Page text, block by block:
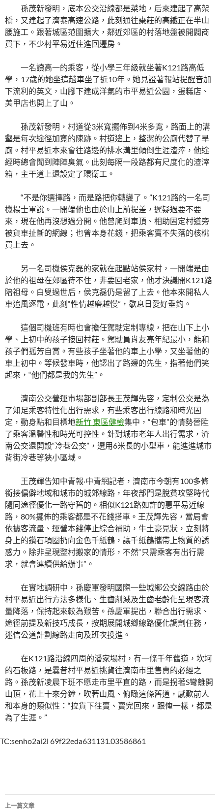
孫茂新發明，底本公交沿線都是菜地，后來建起了高架
橋，又建起了濟泰高速公路，此刻通往棗莊的高鐵正在半山
腰施工。跟著城區范圍擴大，鄰近郊區的村落地盤被開闢商
買下，不少村平易近住進回遷房。
一名讀高一的乘客，從小學三年級就坐著K121路高低
學，17歲的她坐這趟車坐了近10年。她見證著報站提醒音加
下流利的英文，山腳下建成洋氣的市平易近公園，蛋糕店、
美甲店也開上了山。
孫茂新發明，村道從3米寬擺佈到4米多寬，路面上的溝
壑是每次途徑加寬的陳跡。村道邊上，整潔的公廁代替了旱
廁。村平易近本來會往路邊的排水溝里傾倒生涯渣滓，他途
經時總會聞到陣陣臭氣。此刻每隔一段路都有尺度化的渣滓
箱，主干道上還設定了環衛工。
“不是你選擇路，而是路把你轉變了。”K121路的一名司
機楊士軍說。一開端他也由於山上前提差，遲疑過要不要
來，現在他再沒想過分開。他曾爬到車頂、相助固定村道旁
被貨車扯斷的網線；也曾本身花錢，把乘客賣不失落的核桃
買上去。
另一名司機侯克磊的家就在起點站侯家村，一開端是由
於他的祖母在郊區待不住，非要回老家，他才決議開K121路
陪祖母。白叟過世后，侯克磊仍是留了上去。他本來開私人
車追風逐電，此刻“性情越磨越慢”，歇息日愛好垂釣。
這個司機班有時也會擔任駕駛定制專線，把在山下上小
學、上初中的孩子接回村莊。駕駛員肖友亮年紀最小，能和
孩子們孤芳自賞。有些孩子坐著他的車上小學，又坐著他的
車上初中。等候發車時，他認出了路邊的先生，指著他們笑
起來，“他們都是我的先生”。
濟南公交營運市場部副部長王茂輝先容，定制公交是為
了知足乘客特性化出行需求，有些乘客出行線路和時光固
定，動身點和目標地新竹 東區健檢集中，“包車”的情勢晉陞
了乘客溫馨性和時光可控性。針對城市老年人出行需求，濟
南公交還開設“冷巷公交”，選用6米長的小型車，能進進城市
背街冷巷等狹小區域。
王茂輝告知中青報·中青網記者，濟南市今朝有100多條
銜接偏僻地域和城市的城郊線路，年夜部門是脫貧攻堅時代
隨同途徑優化一路守舊的。相似K121路如許的惠平易近線
路，80%擺佈的乘客都是不花錢搭車。王茂輝先容，當局會
依據客流量、運營本錢停止綜合補助，牛土豪見狀，立刻將
身上的鑽石項圈扔向金色千紙鶴，讓千紙鶴攜帶上物質的誘
惑力。除非呈現整村搬家的情形，不然“只需乘客有出行需
求，就會連續供給辦事”。
在實地調研中，孫慶軍發明國際一些城鄉公交線路由於
村平易近出行方法多樣化、生齒削減及生齒老齡化呈現客流
量降落，保持起來較為艱苦。孫慶軍提出，聯合出行需求、
途徑前提及新技巧成長，按期展開城鄉線路優化調劑任務，
迷信公道計劃線路走向及班次投進。
在K121路沿線四周的潘家場村，有一條千年舊道，坎坷
的石板路，是曩昔村平易近挑貨往濟南市里售賣的必經之
路。孫茂新凌晨下班不愿走市里平直的路，而是拐著S彎離開
山頂，花上十來分鐘，吹著山風、俯瞰這條舊道，感歎前人
和本身的類似性：“拉貨下往賣、賣完回來，跟俺一樣，都是
為了生涯。”
TC:senho2ai2l 69f22eda631131.03586861
文
上一篇文章